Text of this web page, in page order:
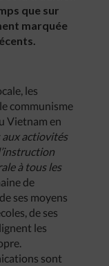
que sur
marquée
les
communisme
Vietnam en
auxactiovités
à tous les
de
ses moyens
de ses
les
sont